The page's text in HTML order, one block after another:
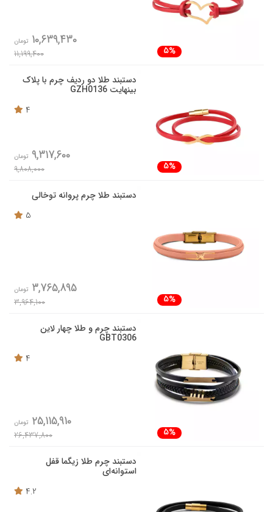
5%
10,639,430 تومان
11,199,400
دستبند طلا دو ردیف چرم با پلاک
بینهایت GZH0136
4
5%
9,317,600 تومان
9,808,000
دستبند طلا چرم پروانه توخالی
5
5%
3,765,895 تومان
3,964,100
دستبند چرم و طلا چهار لاین
GBT0306
4
5%
25,115,910 تومان
26,437,800
دستبند چرم طلا زیگما قفل
استوانه‌ای
4.2